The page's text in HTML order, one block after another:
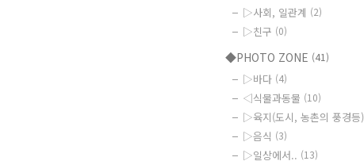
▷사회, 일관계 (2)
▷친구 (0)
◆PHOTO ZONE (41)
▷바다 (4)
◁식물과동물 (10)
▷육지(도시, 농촌의 풍경등)
▷음식 (3)
▷일상에서.. (13)